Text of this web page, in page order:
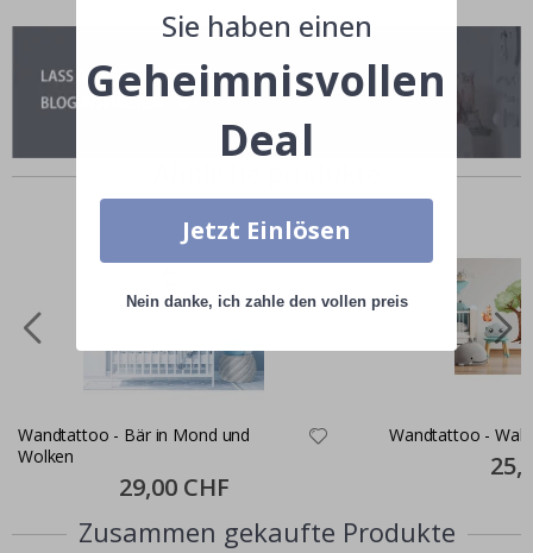
Wandtattoo - Bär in Mond und
Wolken
Special
Price
29,00 CHF
Wandtattoo -
Price
Zusammen gekaufte Produkte
Sie haben einen
Geheimnisvollen
Deal
Jetzt Einlösen
Nein danke, ich zahle den vollen preis